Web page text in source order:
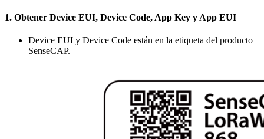
1. Obtener Device EUI, Device Code, App Key y App EUI
Device EUI y Device Code están en la etiqueta del producto
SenseCAP.